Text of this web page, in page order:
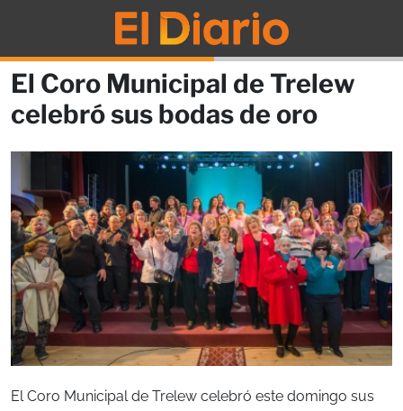
El Coro Municipal de Trelew
celebró sus bodas de oro
El Coro Municipal de Trelew celebró este domingo sus